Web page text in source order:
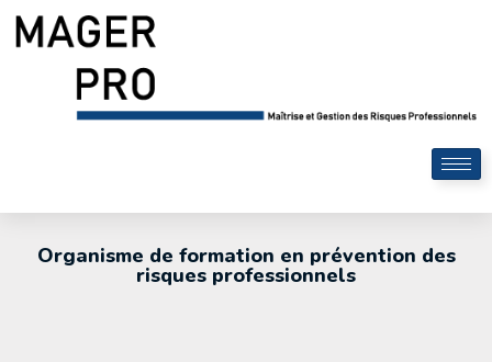
Organisme de formation en prévention des
risques professionnels